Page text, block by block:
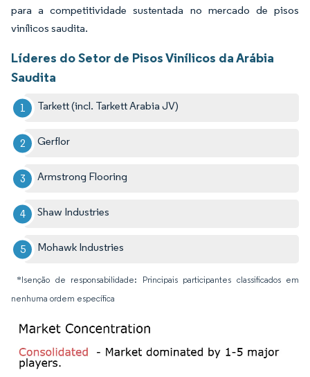
para a competitividade sustentada no mercado de pisos
vinílicos saudita.
Líderes do Setor de Pisos Vinílicos da Arábia
Saudita
Tarkett (incl. Tarkett Arabia JV)
Gerflor
Armstrong Flooring
Shaw Industries
Mohawk Industries
*Isenção de responsabilidade: Principais participantes classificados em
nenhuma ordem específica